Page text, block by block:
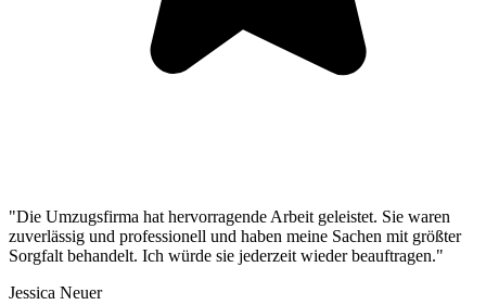
"Die Umzugsfirma hat hervorragende Arbeit geleistet. Sie waren
zuverlässig und professionell und haben meine Sachen mit größter
Sorgfalt behandelt. Ich würde sie jederzeit wieder beauftragen."
Jessica Neuer